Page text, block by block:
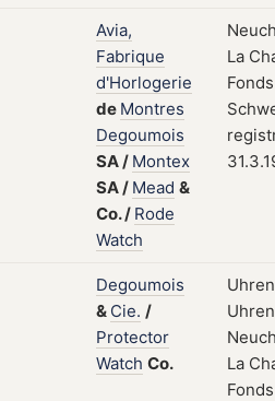
Avia,
Fabrique
d'Horlogerie
de Montres
Degoumois
SA/ Montex
SA/ Mead &
Co./ Rode
Watch
La
Degoumois
& Cie. /
Protector
Watch Co.
La